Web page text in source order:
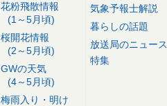
花粉飛散情報
(1～5月頃)
桜開花情報
(2～5月頃)
GWの天気
(4～5月頃)
梅雨入り・明け
気象予報士解説
暮らしの話題
放送局のニュース
特集